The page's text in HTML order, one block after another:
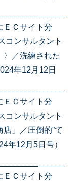
ＥＣサイト分
ンサルタント
／洗練された
年12月12日
ＥＣサイト分
ンサルタント
」／圧倒的”て
年12月5日号）
ＥＣサイト分